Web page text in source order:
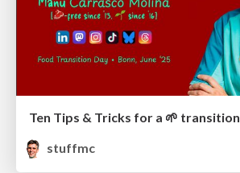
Ten Tips & Tricks for a 🌱 transition
stuffmc